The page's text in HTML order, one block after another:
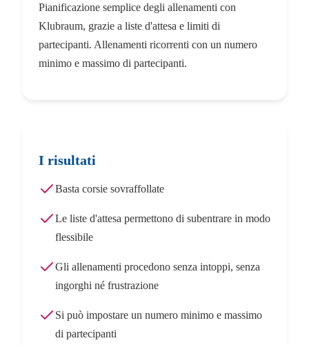
Pianificazione semplice degli allenamenti con
Klubraum, grazie a liste d'attesa e limiti di
partecipanti. Allenamenti ricorrenti con un numero
minimo e massimo di partecipanti.
I risultati
Basta corsie sovraffollate
Le liste d'attesa permettono di subentrare in modo
flessibile
Gli allenamenti procedono senza intoppi, senza
ingorghi né frustrazione
Si può impostare un numero minimo e massimo
di partecipanti